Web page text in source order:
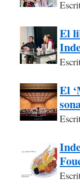
El
El